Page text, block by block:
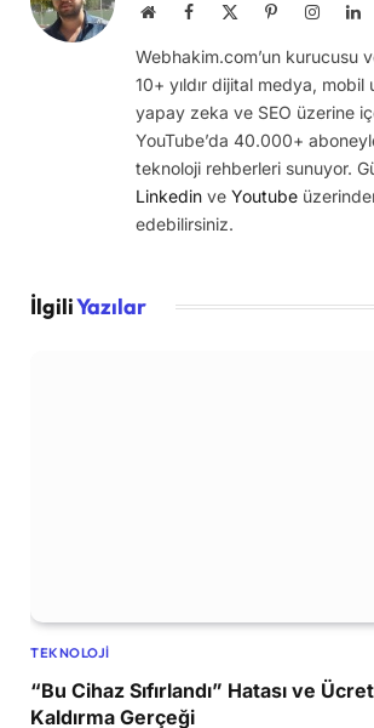
WebsiteFacebook Pinterest
Webhakim.com’un kurucusu
10+ yıldır dijital medya, mobil
yapay zeka ve SEO üzerine
YouTube’da 40.000+
teknoloji rehberleri sunuyor.
Linkedin ve Youtube
edebilirsiniz.
İlgiliYazılar
TEKNOLOJI
“Bu Cihaz Sıfırlandı” Hatası ve
Kaldırma Gerçeği